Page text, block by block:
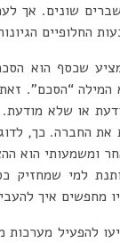
שונים. אך
החלופיים
שכסף הוא
“הסכם”.
או שלא מודעת.
החברה. כך,
ומשמעותי הוא
למי שמחזיק
מחפשים איך
להפעיל מערכות